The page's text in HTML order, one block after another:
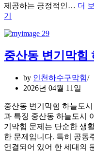
제공하는 긍정적인… 더
기
중산동 변기막힘
by 인천하수구막힘
2026년 04월 11일
중산동 변기막힘 하늘도
과 특징 중산동 하늘도시
기막힘 문제는 단순한 생
한 문제입니다. 특히 공동
연결되어 있어 한 세대의